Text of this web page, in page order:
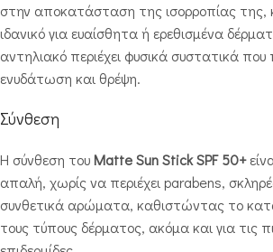
στην αποκατάσταση της ισορροπίας
ιδανικό για ευαίσθητα ή ερεθισμένα
αντηλιακό περιέχει φυσικά συστατικά
ενυδάτωση και θρέψη.
Σύνθεση
Η σύνθεση τουMatte Sun Stick SPF 50+
απαλή, χωρίς να περιέχει parabens,
συνθετικά αρώματα, καθιστώντας το
τους τύπους δέρματος, ακόμα και για τις